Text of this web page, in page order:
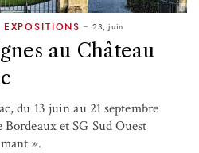
EXPOSITIONS 23, juin
au Château
du 13 juin au 21 septembre
et SG Sud Ouest
».